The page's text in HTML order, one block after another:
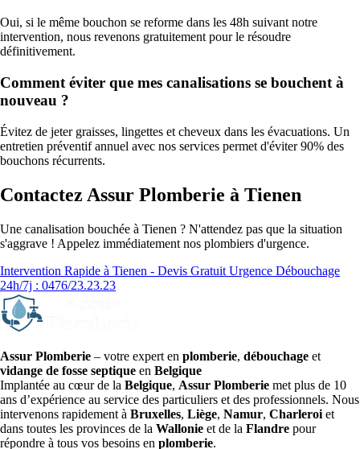
Oui, si le même bouchon se reforme dans les 48h suivant notre
intervention, nous revenons gratuitement pour le résoudre
définitivement.
Comment éviter que mes canalisations se bouchent à
nouveau ?
Évitez de jeter graisses, lingettes et cheveux dans les évacuations. Un
entretien préventif annuel avec nos services permet d'éviter 90% des
bouchons récurrents.
Contactez Assur Plomberie à Tienen
Une canalisation bouchée à Tienen ? N'attendez pas que la situation
s'aggrave ! Appelez immédiatement nos plombiers d'urgence.
Intervention Rapide à Tienen - Devis Gratuit Urgence Débouchage
24h/7j : 0476/23.23.23
Assur Plomberie – votre expert en plomberie, débouchage et
vidange de fosse septique en Belgique
Implantée au cœur de la Belgique, Assur Plomberie met plus de 10
ans d’expérience au service des particuliers et des professionnels. Nous
intervenons rapidement à Bruxelles, Liège, Namur, Charleroi et
dans toutes les provinces de la Wallonie et de la Flandre pour
répondre à tous vos besoins en plomberie.